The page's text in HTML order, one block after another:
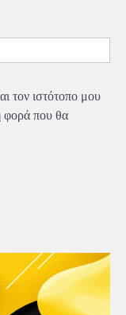
τον ιστότοπο μου
φορά που θα